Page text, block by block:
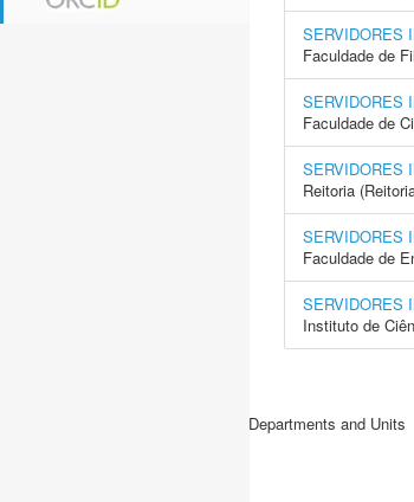
SERVIDORES
Faculdade de
SERVIDORES
Faculdade de
SERVIDORES
Reitoria
SERVIDORES
Faculdade de
SERVIDORES
Instituto de
Departments and Units